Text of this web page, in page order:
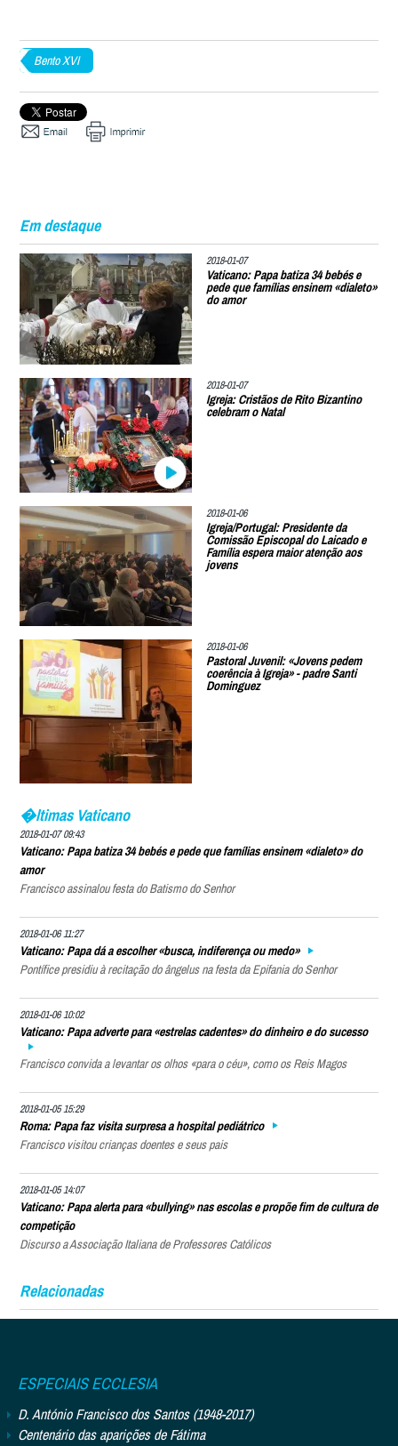
Bento XVI
Em destaque
2018-01-07
Vaticano: Papa batiza 34 bebés e
pede que famílias ensinem «dialeto»
do amor
2018-01-07
Igreja: Cristãos de Rito Bizantino
celebram o Natal
2018-01-06
Igreja/Portugal: Presidente da
Comissão Episcopal do Laicado e
Família espera maior atenção aos
jovens
2018-01-06
Pastoral Juvenil: «Jovens pedem
coerência à Igreja» - padre Santi
Dominguez
�ltimas Vaticano
2018-01-07 09:43
Vaticano: Papa batiza 34 bebés e pede que famílias ensinem «dialeto» do
amor
Francisco assinalou festa do Batismo do Senhor
2018-01-06 11:27
Vaticano: Papa dá a escolher «busca, indiferença ou medo»
Pontífice presidiu à recitação do ângelus na festa da Epifania do Senhor
2018-01-06 10:02
Vaticano: Papa adverte para «estrelas cadentes» do dinheiro e do sucesso
Francisco convida a levantar os olhos «para o céu», como os Reis Magos
2018-01-05 15:29
Roma: Papa faz visita surpresa a hospital pediátrico
Francisco visitou crianças doentes e seus pais
2018-01-05 14:07
Vaticano: Papa alerta para «bullying» nas escolas e propõe fim de cultura de
competição
Discurso a Associação Italiana de Professores Católicos
Relacionadas
ESPECIAIS ECCLESIA
D. António Francisco dos Santos (1948-2017)
Centenário das aparições de Fátima